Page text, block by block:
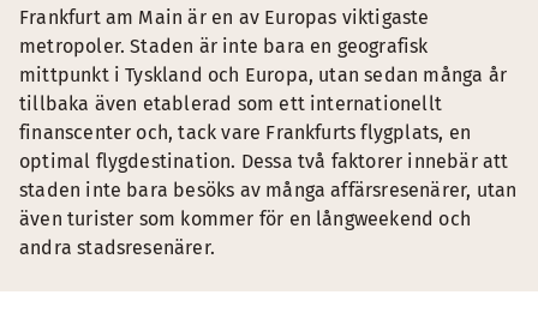
Frankfurt am Main är en av Europas viktigaste
metropoler. Staden är inte bara en geografisk
mittpunkt i Tyskland och Europa, utan sedan många år
tillbaka även etablerad som ett internationellt
finanscenter och, tack vare Frankfurts flygplats, en
optimal flygdestination. Dessa två faktorer innebär att
staden inte bara besöks av många affärsresenärer, utan
även turister som kommer för en långweekend och
andra stadsresenärer.